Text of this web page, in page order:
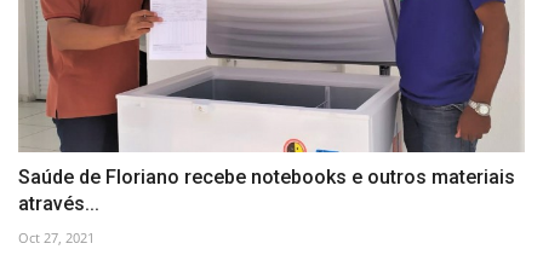
Saúde de Floriano recebe notebooks e outros materiais
através...
Oct 27, 2021